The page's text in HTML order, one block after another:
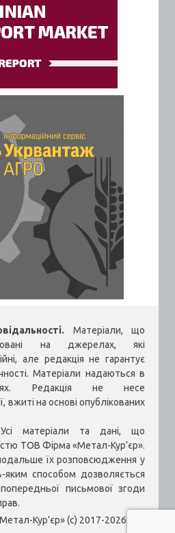
Матеріали, що
на джерелах, які
але редакція не гарантує
Матеріали надаються в
Редакція не несе
вжиті на основі опублікованих
матеріали та дані, що
ТОВ Фірма «Метал-Кур’єр».
їх розповсюдження у
яким способом дозволяється
письмової згоди
Кур’єр» (c) 2017-2026